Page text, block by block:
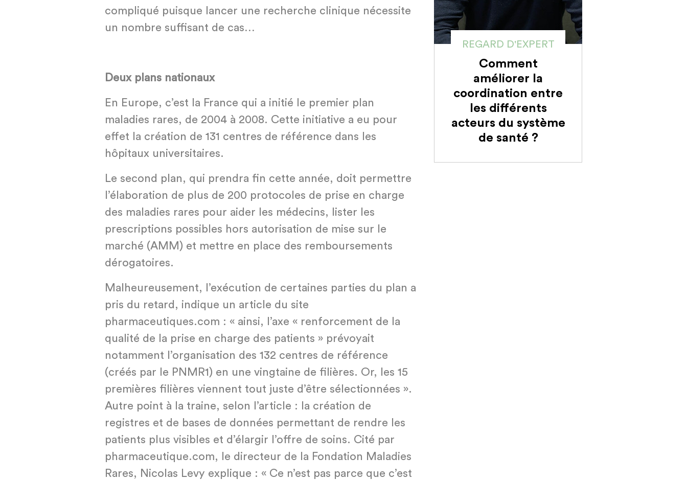
compliqué puisque lancer une recherche clinique nécessite
un nombre suffisant de cas…
Deux plans nationaux
En Europe, c’est la France qui a initié le premier plan
maladies rares, de 2004 à 2008. Cette initiative a eu pour
effet la création de 131 centres de référence dans les
hôpitaux universitaires.
Le second plan, qui prendra fin cette année, doit permettre
l’élaboration de plus de 200 protocoles de prise en charge
des maladies rares pour aider les médecins, lister les
prescriptions possibles hors autorisation de mise sur le
marché (AMM) et mettre en place des remboursements
dérogatoires.
Malheureusement, l’exécution de certaines parties du plan a
pris du retard, indique un article du site
pharmaceutiques.com : « ainsi, l’axe « renforcement de la
qualité de la prise en charge des patients » prévoyait
notamment l’organisation des 132 centres de référence
(créés par le PNMR1) en une vingtaine de filières. Or, les 15
premières filières viennent tout juste d’être sélectionnées ».
Autre point à la traine, selon l’article : la création de
registres et de bases de données permettant de rendre les
patients plus visibles et d’élargir l’offre de soins. Cité par
pharmaceutique.com, le directeur de la Fondation Maladies
Rares, Nicolas Levy explique : « Ce n’est pas parce que c’est
REGARD D'EXPERT
Comment
améliorer la
coordination entre
les différents
acteurs du système
de santé ?